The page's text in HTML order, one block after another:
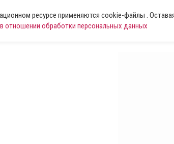
ресурсе применяются cookie-файлы .
отношении обработки персональных данных